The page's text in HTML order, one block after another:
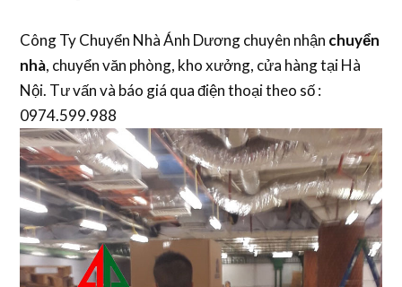
Công Ty Chuyển Nhà Ánh Dương chuyên nhận chuyển
nhà, chuyển văn phòng, kho xưởng, cửa hàng tại Hà
Nội. Tư vấn và báo giá qua điện thoại theo số :
0974.599.988